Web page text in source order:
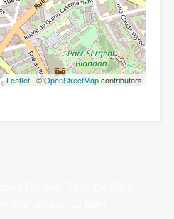
Leaflet | ©OpenStreetMapcontributors